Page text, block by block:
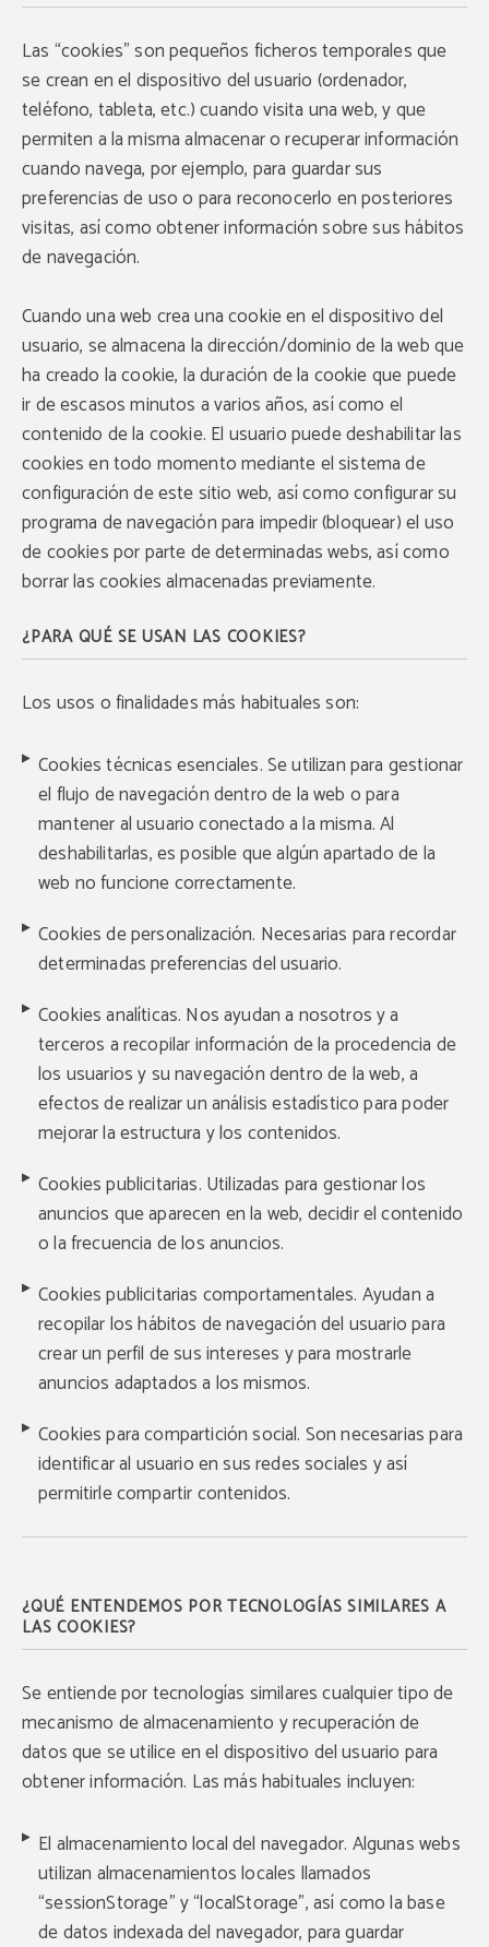
Las “cookies” son pequeños ficheros temporales que
se crean en el dispositivo del usuario (ordenador,
teléfono, tableta, etc.) cuando visita una web, y que
permiten a la misma almacenar o recuperar información
cuando navega, por ejemplo, para guardar sus
preferencias de uso o para reconocerlo en posteriores
visitas, así como obtener información sobre sus hábitos
de navegación.
Cuando una web crea una cookie en el dispositivo del
usuario, se almacena la dirección/dominio de la web que
ha creado la cookie, la duración de la cookie que puede
ir de escasos minutos a varios años, así como el
contenido de la cookie. El usuario puede deshabilitar las
cookies en todo momento mediante el sistema de
configuración de este sitio web, así como configurar su
programa de navegación para impedir (bloquear) el uso
de cookies por parte de determinadas webs, así como
borrar las cookies almacenadas previamente.
¿PARA QUÉ SE USAN LAS COOKIES?
Los usos o finalidades más habituales son:
Cookies técnicas esenciales. Se utilizan para gestionar
el flujo de navegación dentro de la web o para
mantener al usuario conectado a la misma. Al
deshabilitarlas, es posible que algún apartado de la
web no funcione correctamente.
Cookies de personalización. Necesarias para recordar
determinadas preferencias del usuario.
Cookies analíticas. Nos ayudan a nosotros y a
terceros a recopilar información de la procedencia de
los usuarios y su navegación dentro de la web, a
efectos de realizar un análisis estadístico para poder
mejorar la estructura y los contenidos.
Cookies publicitarias. Utilizadas para gestionar los
anuncios que aparecen en la web, decidir el contenido
o la frecuencia de los anuncios.
Cookies publicitarias comportamentales. Ayudan a
recopilar los hábitos de navegación del usuario para
crear un perfil de sus intereses y para mostrarle
anuncios adaptados a los mismos.
Cookies para compartición social. Son necesarias para
identificar al usuario en sus redes sociales y así
permitirle compartir contenidos.
¿QUÉ ENTENDEMOS POR TECNOLOGÍAS SIMILARES A
LAS COOKIES?
Se entiende por tecnologías similares cualquier tipo de
mecanismo de almacenamiento y recuperación de
datos que se utilice en el dispositivo del usuario para
obtener información. Las más habituales incluyen:
El almacenamiento local del navegador. Algunas webs
utilizan almacenamientos locales llamados
“sessionStorage” y “localStorage”, así como la base
de datos indexada del navegador, para guardar